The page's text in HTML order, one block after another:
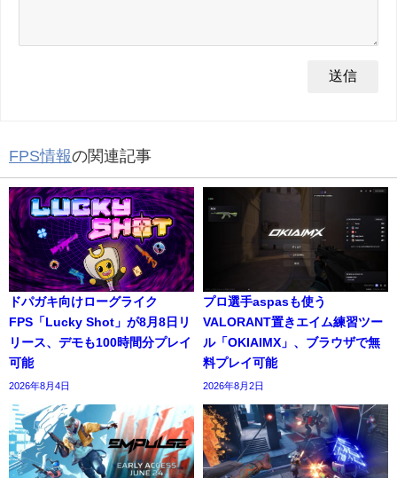
FPS情報の関連記事
ドパガキ向けローグライク
FPS「Lucky Shot」が8月8日リ
リース、デモも100時間分プレイ
可能
2026年8月4日
プロ選手aspasも使う
VALORANT置きエイム練習ツー
ル「OKIAIMX」、ブラウザで無
料プレイ可能
2026年8月2日